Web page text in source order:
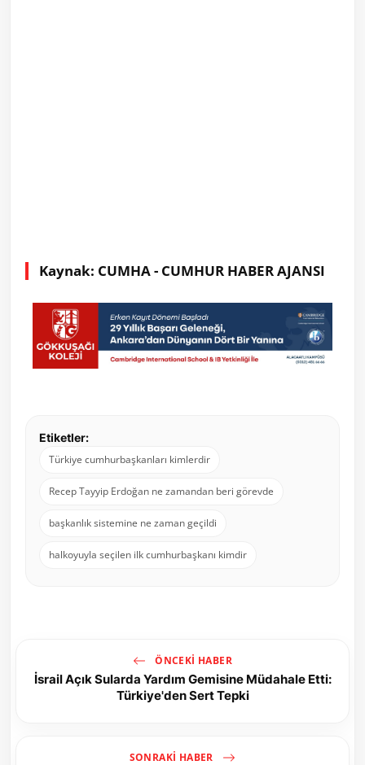
Kaynak: CUMHA - CUMHUR HABER AJANSI
Etiketler:
Türkiye cumhurbaşkanları kimlerdir
Recep Tayyip Erdoğan ne zamandan beri görevde
başkanlık sistemine ne zaman geçildi
halkoyuyla seçilen ilk cumhurbaşkanı kimdir
ÖNCEKI HABER
İsrail Açık Sularda Yardım Gemisine Müdahale Etti:
Türkiye'den Sert Tepki
SONRAKI HABER